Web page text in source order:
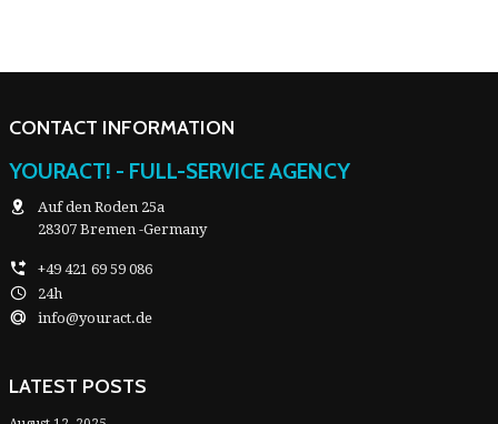
CONTACT INFORMATION
YOURACT! - FULL-SERVICE AGENCY
Auf den Roden 25a
28307 Bremen -Germany
+49 421 69 59 086
24h
info@youract.de
LATEST POSTS